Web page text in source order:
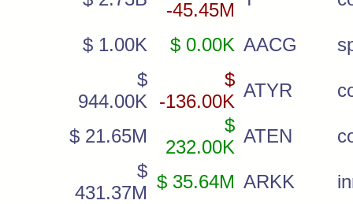
-45.45M
$ 1.00K $ 0.00K AACG
$
944.00K
$
-136.00K
ATYR
$ 21.65M
$
232.00K
ATEN
$
431.37M
$ 35.64M ARKK